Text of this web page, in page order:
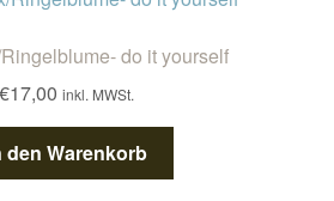
do it yourself
€17,00 inkl. MWSt.
den Warenkorb